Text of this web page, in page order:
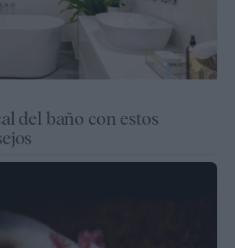
del baño con estos